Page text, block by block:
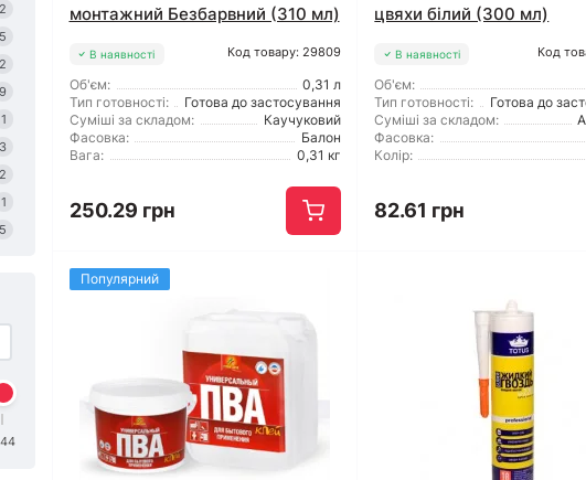
2
5
2
9
1
3
2
1
5
монтажний Безбарвний (310 мл)
В наявності Код товару: 29809
Об'єм:
0,31 л
Тип готовності:
Готова до застосування
Суміші за складом:
Каучуковий
Фасовка:
Балон
Вага:
0,31 кг
250.29 грн
цвяхи білий (300 мл)
В наявності Код
Об'єм:
Тип готовності:
Готова до
Суміші за складом:
Фасовка:
Колір:
82.61 грн
Популярний